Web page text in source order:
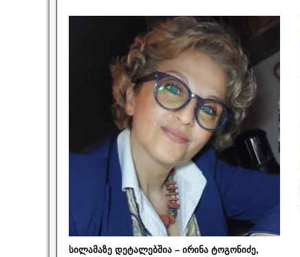
სილამაზე დეტალებშია – ირინა ტოგონიძე,